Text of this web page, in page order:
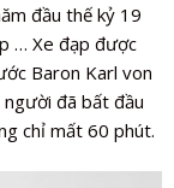
đầu thế kỷ 19
… Xe đạp được
Baron Karl von
người đã bất đầu
chỉ mất 60 phút.